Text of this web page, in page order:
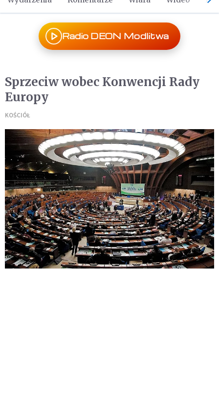
Radio DEON Modlitwa
Sprzeciw wobec Konwencji Rady
Europy
KOŚCIÓŁ